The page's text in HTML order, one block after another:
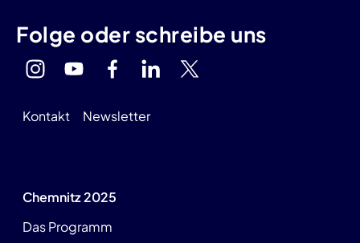
Folge oder schreibe uns
Kontakt Newsletter
Chemnitz 2025
Das Programm